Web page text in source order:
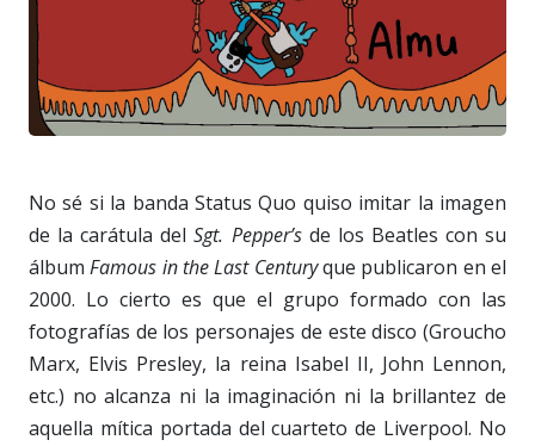
No sé si la banda Status Quo quiso imitar la imagen
de la carátula delSgt. Pepper’sde los Beatles con su
álbumFamous in the Last Centuryque publicaron en el
2000. Lo cierto es que el grupo formado con las
fotografías de los personajes de este disco (Groucho
Marx, Elvis Presley, la reina Isabel II, John Lennon,
etc.) no alcanza ni la imaginación ni la brillantez de
aquella mítica portada del cuarteto de Liverpool. No